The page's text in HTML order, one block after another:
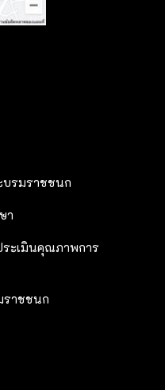
รมราชชนก
า
ะเมินคุณภาพการ
ราชชนก